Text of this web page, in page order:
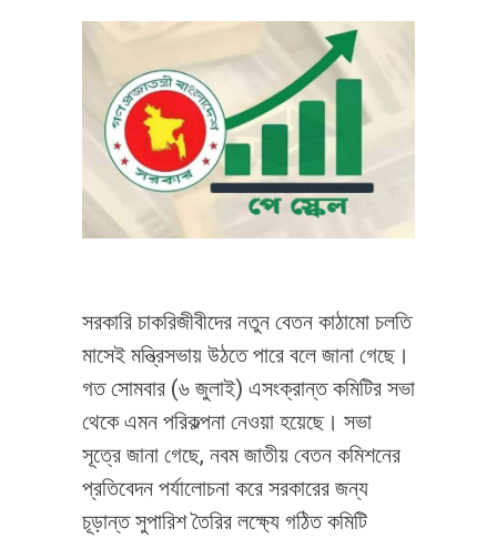
সরকারি চাকরিজীবীদের নতুন বেতন কাঠামো চলতি
মাসেই মন্ত্রিসভায় উঠতে পারে বলে জানা গেছে।
গত সোমবার (৬ জুলাই) এসংক্রান্ত কমিটির সভা
থেকে এমন পরিকল্পনা নেওয়া হয়েছে। সভা
সূত্রে জানা গেছে, নবম জাতীয় বেতন কমিশনের
প্রতিবেদন পর্যালোচনা করে সরকারের জন্য
চূড়ান্ত সুপারিশ তৈরির লক্ষ্যে গঠিত কমিটি